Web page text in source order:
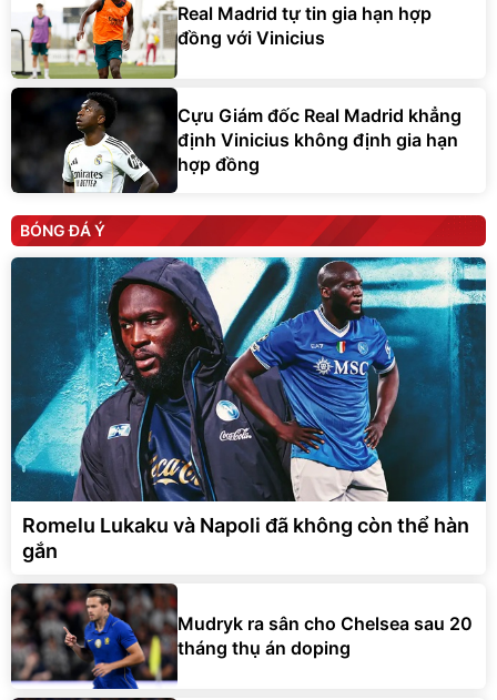
Real Madrid tự tin gia hạn hợp
đồng với Vinicius
Cựu Giám đốc Real Madrid khẳng
định Vinicius không định gia hạn
hợp đồng
BÓNG ĐÁ Ý
Romelu Lukaku và Napoli đã không còn thể hàn
gắn
Mudryk ra sân cho Chelsea sau 20
tháng thụ án doping